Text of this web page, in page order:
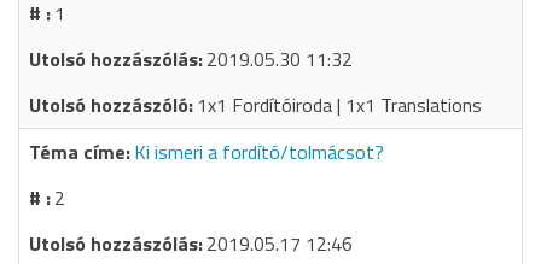
1
2019.05.30 11:32
1x1 Fordítóiroda | 1x1 Translations
Ki ismeri a fordító/tolmácsot?
2
2019.05.17 12:46